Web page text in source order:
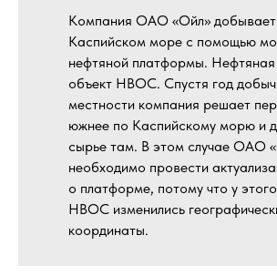
Компания ОАО «Ойл» добывает
Каспийском море с помощью
нефтяной платформы.
объект НВОС. Спустя год
местности компания решает
южнее по Каспийскому морю и
сырье там. В этом случае ОАО
необходимо провести
о платформе, потому что у
НВОС изменились
координаты.